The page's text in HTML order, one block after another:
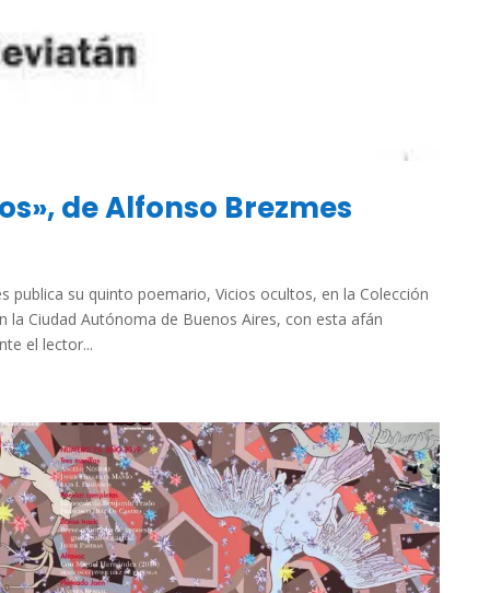
de Alfonso Brezmes
publica su quinto poemario, Vicios ocultos, en la Colección
la Ciudad Autónoma de Buenos Aires, con esta afán
el lector...